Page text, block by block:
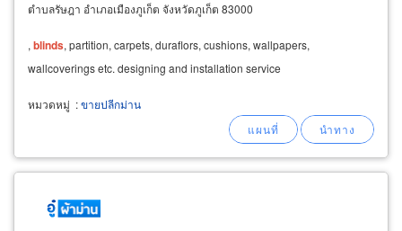
ตำบลรัษฎา อำเภอเมืองภูเก็ต จังหวัดภูเก็ต 83000
, blinds, partition, carpets, duraflors, cushions, wallpapers,
wallcoverings etc. designing and installation service
หมวดหมู่ :ขายปลีกม่าน